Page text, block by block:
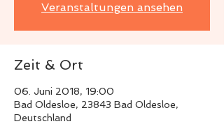
Veranstaltungen ansehen
Zeit & Ort
06. Juni 2018, 19:00
Bad Oldesloe, 23843 Bad Oldesloe,
Deutschland